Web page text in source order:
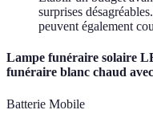
surprises
peuvent également
Lampe funéraire solaire
funéraire blanc chaud
Batterie Mobile